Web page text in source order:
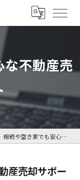
な不動産売
相続や空き家でも安心な不動産売却サポート
産売却サポー